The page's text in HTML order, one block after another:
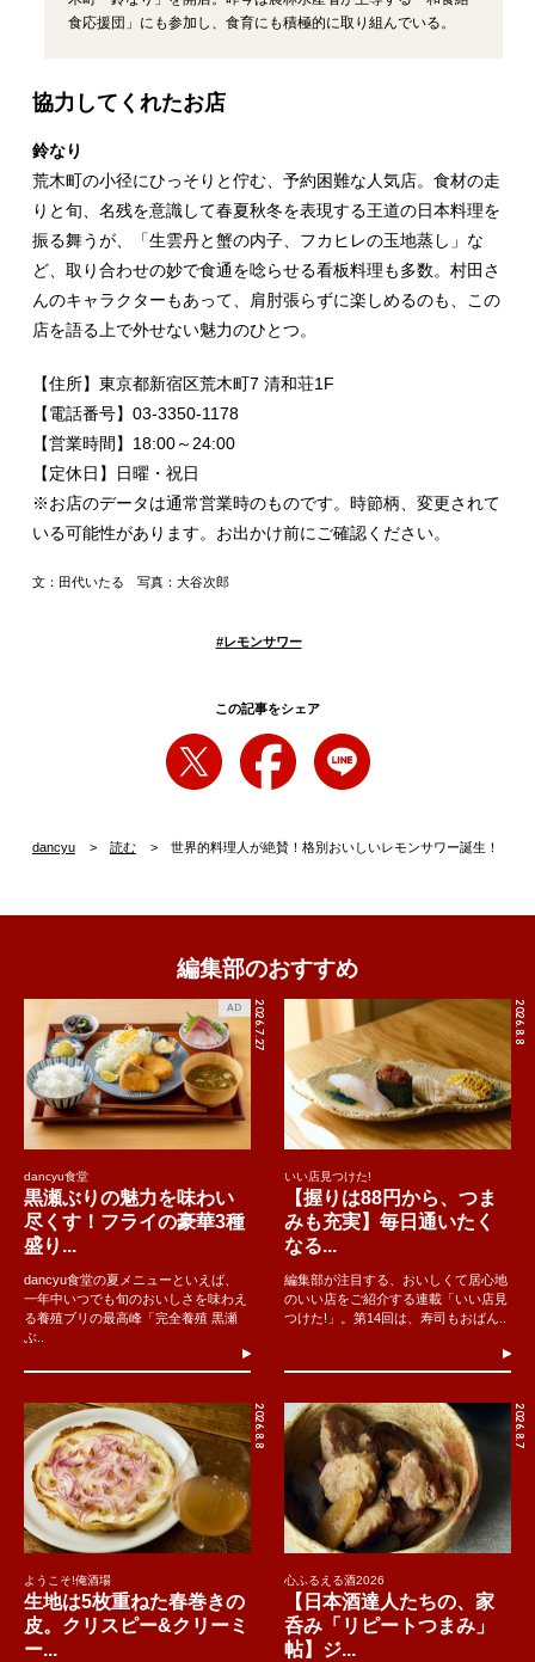
食応援団」にも参加し、食育にも積極的に取り組んでいる。
協力してくれたお店
鈴なり
荒木町の小径にひっそりと佇む、予約困難な人気店。食材の走
りと旬、名残を意識して春夏秋冬を表現する王道の日本料理を
振る舞うが、「生雲丹と蟹の内子、フカヒレの玉地蒸し」な
ど、取り合わせの妙で食通を唸らせる看板料理も多数。村田さ
んのキャラクターもあって、肩肘張らずに楽しめるのも、この
店を語る上で外せない魅力のひとつ。
【住所】東京都新宿区荒木町7 清和荘1F
【電話番号】03‐3350‐1178
【営業時間】18:00～24:00
【定休日】日曜・祝日
※お店のデータは通常営業時のものです。時節柄、変更されて
いる可能性があります。お出かけ前にご確認ください。
文：田代いたる 写真：大谷次郎
#レモンサワー
この記事をシェア
dancyu 読む 世界的料理人が絶賛！格別おいしいレモンサワー誕生！
編集部のおすすめ
2026.7.27
AD
dancyu食堂
黒瀬ぶりの魅力を味わい
尽くす！フライの豪華3種
盛り...
dancyu食堂の夏メニューといえば、
一年中いつでも旬のおいしさを味わえ
る養殖ブリの最高峰「完全養殖 黒瀬
ぶ..
2026.8.8
いい店見つけた!
【握りは88円から、つま
みも充実】毎日通いたく
なる...
編集部が注目する、おいしくて居心地
のいい店をご紹介する連載「いい店見
つけた!」。第14回は、寿司もおばん..
2026.8.8
ようこそ!俺酒場
生地は5枚重ねた春巻きの
皮。クリスピー&クリーミ
ー...
2026.8.7
心ふるえる酒2026
【日本酒達人たちの、家
呑み「リピートつまみ」
帖】ジ...